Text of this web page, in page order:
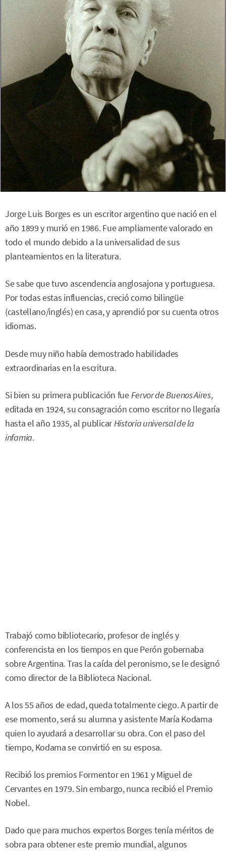
Jorge Luis Borges es un escritor argentino que nació en el
año 1899 y murió en 1986. Fue ampliamente valorado en
todo el mundo debido a la universalidad de sus
planteamientos en la literatura.
Se sabe que tuvo ascendencia anglosajona y portuguesa.
Por todas estas influencias, creció como bilingüe
(castellano/inglés) en casa, y aprendió por su cuenta otros
idiomas.
Desde muy niño había demostrado habilidades
extraordinarias en la escritura.
Si bien su primera publicación fueFervor de Buenos Aires,
editada en 1924, su consagración como escritor no llegaría
hasta el año 1935, al publicarHistoria universal de la
infamia.
Trabajó como bibliotecario, profesor de inglés y
conferencista en los tiempos en que Perón gobernaba
sobre Argentina. Tras la caída del peronismo, se le designó
como director de la Biblioteca Nacional.
A los 55 años de edad, queda totalmente ciego. A partir de
ese momento, será su alumna y asistente María Kodama
quien lo ayudará a desarrollar su obra. Con el paso del
tiempo, Kodama se convirtió en su esposa.
Recibió los premios Formentor en 1961 y Miguel de
Cervantes en 1979. Sin embargo, nunca recibió el Premio
Nobel.
Dado que para muchos expertos Borges tenía méritos de
sobra para obtener este premio mundial, algunos